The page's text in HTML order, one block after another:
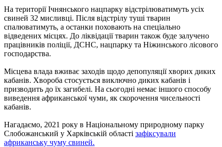
На території Ічнянського нацпарку відстрілюватимуть усіх
свиней 32 мисливці. Після відстрілу туші тварин
спалюватимуть, а останки поховають на спеціально
відведених місцях. До ліквідації тварин також буде залучено
працівників поліції, ДСНС, нацпарку та Ніжинського лісового
господарства.
Місцева влада вживає заходів щодо депопуляції хворих диких
кабанів. Хвороба стосується виключно диких кабанів і
призводить до їх загибелі. На сьогодні немає іншого способу
виведення африканської чуми, як скорочення чисельності
кабанів.
Нагадаємо, 2021 року в Національному природному парку
Слобожанський у Харківській області зафіксували
африканську чуму свиней.